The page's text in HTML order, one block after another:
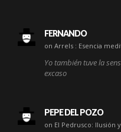
FERNANDO
on Arrels : Esencia
Yo también tuve la
excaso
PEPE DEL POZO
on El Pedrusco: Ilusión